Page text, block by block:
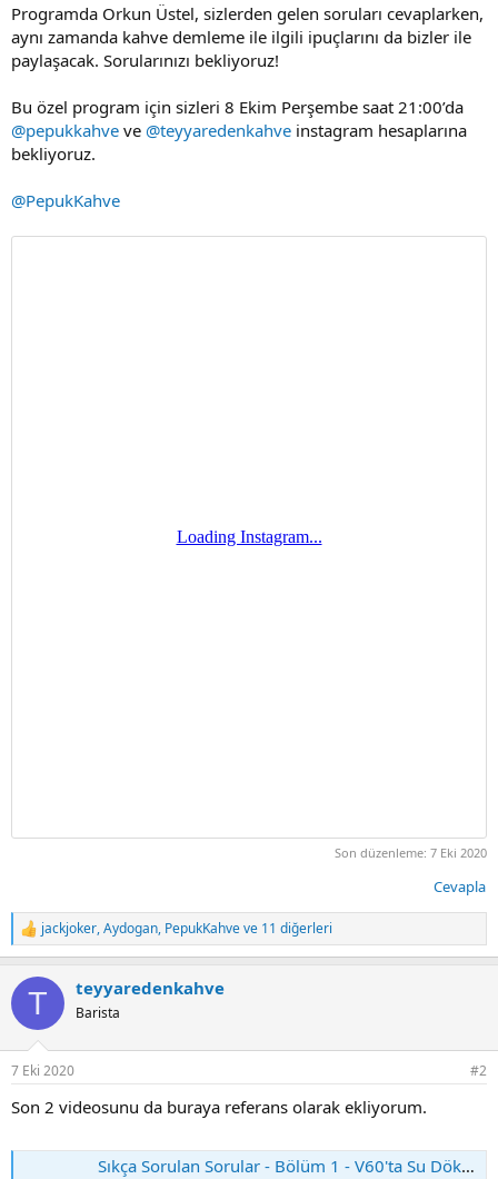
Programda Orkun Üstel, sizlerden gelen soruları cevaplarken,
aynı zamanda kahve demleme ile ilgili ipuçlarını da bizler ile
paylaşacak. Sorularınızı bekliyoruz!
Bu özel program için sizleri 8 Ekim Perşembe saat 21:00’da
@pepukkahve ve @teyyaredenkahve instagram hesaplarına
bekliyoruz.
@PepukKahve
Son düzenleme: 7 Eki 2020
Cevapla
T
e
k
l
jackjoker,Aydogan, PepukKahveve 11 diğerleri
T teyyaredenkahve
Barista
7 Eki 2020 #2
Son 2 videosunu da buraya referans olarak ekliyorum.
Sıkça Sorulan Sorular - Bölüm 1 - V60'ta Su Döküş Stilleri Demlemeyi Nasıl Etkiler?